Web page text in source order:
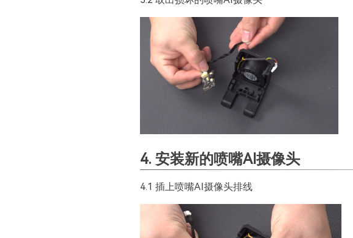
4. 安装新的喷嘴AI摄像头
4.1 插上喷嘴AI摄像头排线